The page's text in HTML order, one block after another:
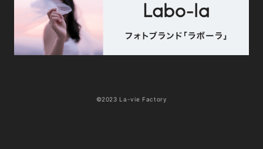
©2023 La-vie Factory